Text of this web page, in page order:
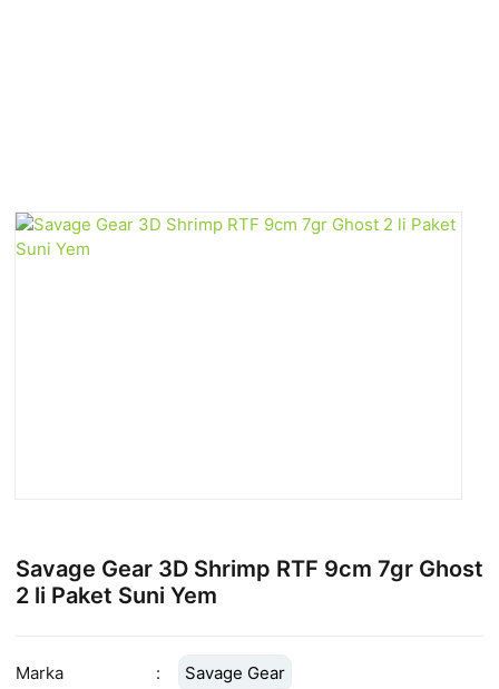
Savage Gear 3D Shrimp RTF 9cm 7gr Ghost
2 li Paket Suni Yem
Marka
Savage Gear